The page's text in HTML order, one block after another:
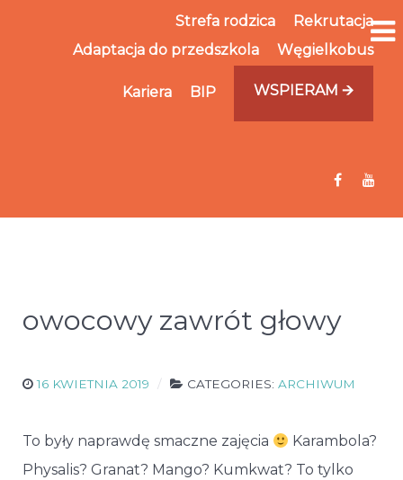
Strefa rodzica
Rekrutacja
Adaptacja do przedszkola
Węgielkobus
Kariera BIP WSPIERAM 🡪
owocowy zawrót głowy
16 KWIETNIA 2019 CATEGORIES: ARCHIWUM
To były naprawdę smaczne zajęcia
Karambola?
Physalis? Granat? Mango? Kumkwat? To tylko